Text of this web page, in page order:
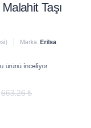
Taşı
Marka: Erilsa
ürünü inceliyor.
663.26 ₺